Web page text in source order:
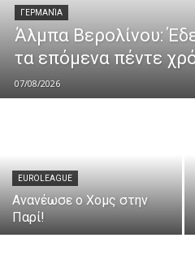
ΓΕΡΜΑΝΊΑ
Άλμπα Βερολίνου:
τα επόμενα πέντε
07/08/2026
EUROLEAGUE
Ανανέωσε ο Χομς στην
Παρί!